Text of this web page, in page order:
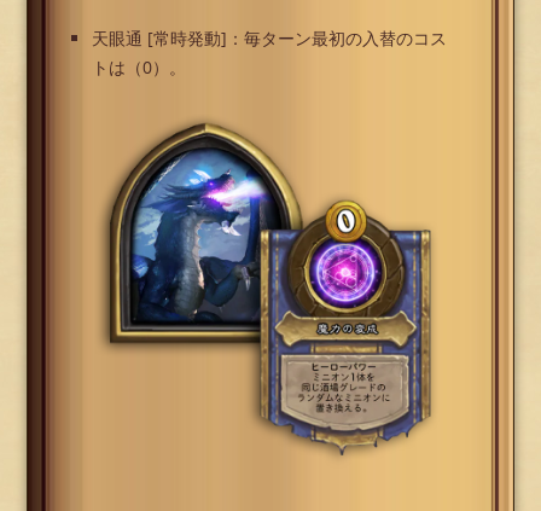
天眼通 [常時発動]：毎ターン最初の入替のコス
トは（0）。